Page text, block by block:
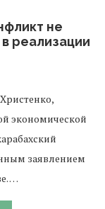
не
реализации
экономической
заявлением
…